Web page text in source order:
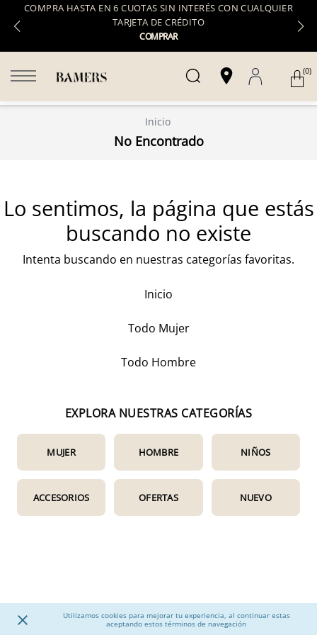
COMPRA HASTA EN 6 CUOTAS SIN INTERÉS CON CUALQUIER
TARJETA DE CRÉDITO
COMPRAR
Utilizamos cookies para mejorar tu experiencia, al continuar estas
aceptando estos términos de navegación
(0)
Inicio
No Encontrado
Lo sentimos, la página que estás
buscando no existe
Intenta buscando en nuestras categorías favoritas.
Inicio
Todo Mujer
Todo Hombre
EXPLORA NUESTRAS CATEGORÍAS
MUJER HOMBRE NIÑOS
ACCESORIOS OFERTAS NUEVO